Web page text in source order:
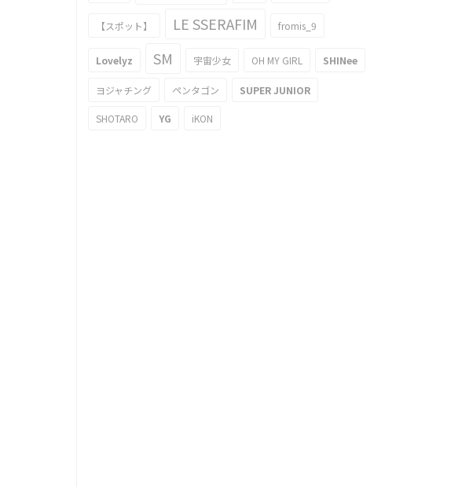
【スポット】 LE SSERAFIM fromis_9
Lovelyz SM 宇宙少女 OH MY GIRL SHINee
ヨジャチング ペンタゴン SUPER JUNIOR
SHOTARO YG iKON